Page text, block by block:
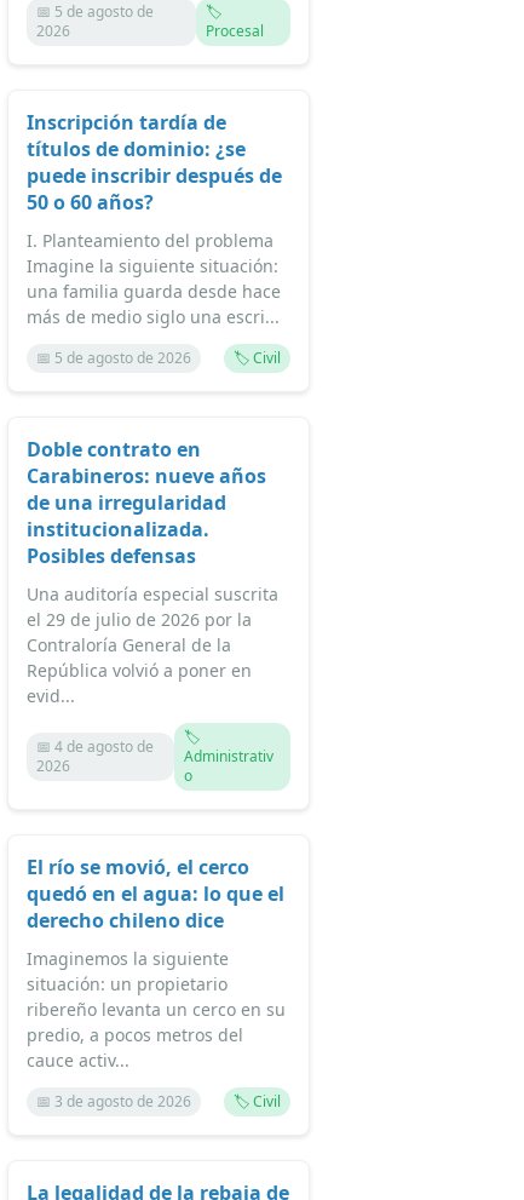
📅 5 de agosto de
2026
🏷️
Procesal
Inscripción tardía de
títulos de dominio: ¿se
puede inscribir después de
50 o 60 años?
I. Planteamiento del problema
Imagine la siguiente situación:
una familia guarda desde hace
más de medio siglo una escri...
📅 5 de agosto de 2026 🏷️ Civil
Doble contrato en
Carabineros: nueve años
de una irregularidad
institucionalizada.
Posibles defensas
Una auditoría especial suscrita
el 29 de julio de 2026 por la
Contraloría General de la
República volvió a poner en
evid...
📅 4 de agosto de
2026
🏷️
Administrativ
o
El río se movió, el cerco
quedó en el agua: lo que el
derecho chileno dice
Imaginemos la siguiente
situación: un propietario
ribereño levanta un cerco en su
predio, a pocos metros del
cauce activ...
📅 3 de agosto de 2026 🏷️ Civil
La legalidad de la rebaja de